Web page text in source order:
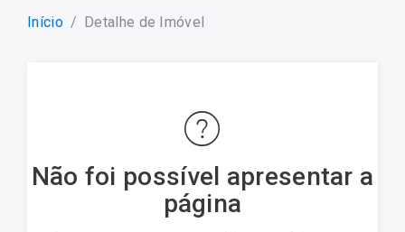
Início Detalhe de Imóvel
Não foi possível apresentar a
página